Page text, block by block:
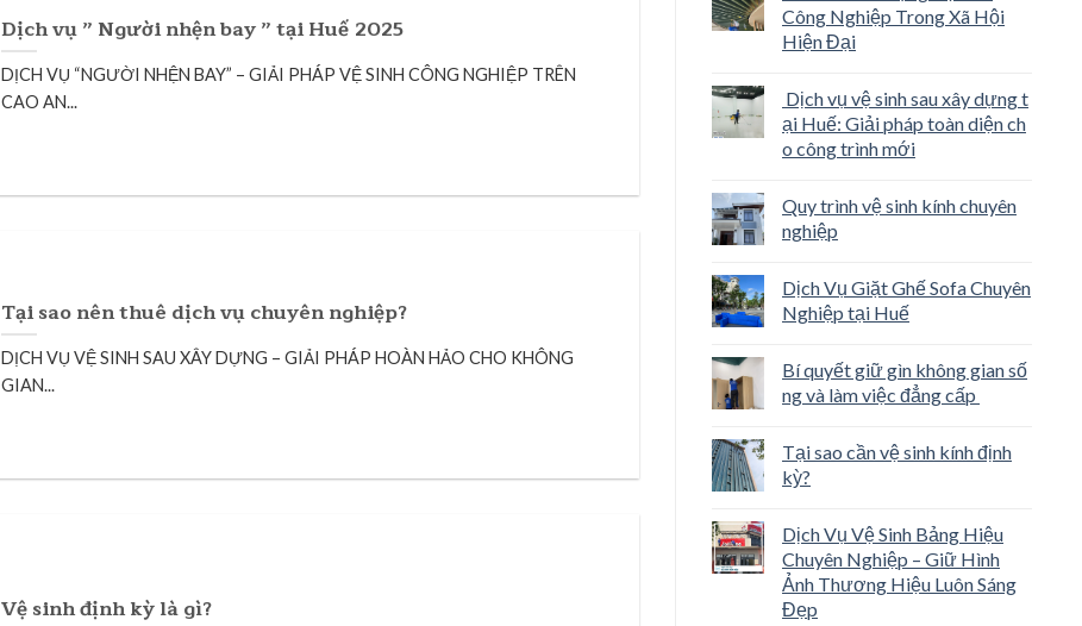
Dịch vụ ” Người nhện bay ” tại Huế 2025
DỊCH VỤ “NGƯỜI NHỆN BAY” – GIẢI PHÁP VỆ SINH CÔNG NGHIỆP TRÊN
CAO AN...
Tại sao nên thuê dịch vụ chuyên nghiệp?
DỊCH VỤ VỆ SINH SAU XÂY DỰNG – GIẢI PHÁP HOÀN HẢO CHO KHÔNG
GIAN...
Vệ sinh định kỳ là gì?
Công Nghiệp Trong Xã Hội
Hiện Đại
Dịch vụ vệ sinh sau xây dựng t
ại Huế: Giải pháp toàn diện ch
o công trình mới
Quy trình vệ sinh kính chuyên
nghiệp
Dịch Vụ Giặt Ghế Sofa Chuyên
Nghiệp tại Huế
Bí quyết giữ gìn không gian số
ng và làm việc đẳng cấp
Tại sao cần vệ sinh kính định
kỳ?
Dịch Vụ Vệ Sinh Bảng Hiệu
Chuyên Nghiệp – Giữ Hình
Ảnh Thương Hiệu Luôn Sáng
Đẹp